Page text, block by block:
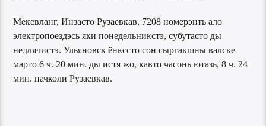
Мекевланг, Инзасто Рузаевкав, 7208 номерэнть ало
электропоездэсь яки понедельникстэ, субутасто ды
недлячистэ. Ульяновск ёнкссто сон сыргакшны валске
марто 6 ч. 20 мин. ды истя жо, кавто часонь ютазь, 8 ч. 24
мин. пачколи Рузаевкав.